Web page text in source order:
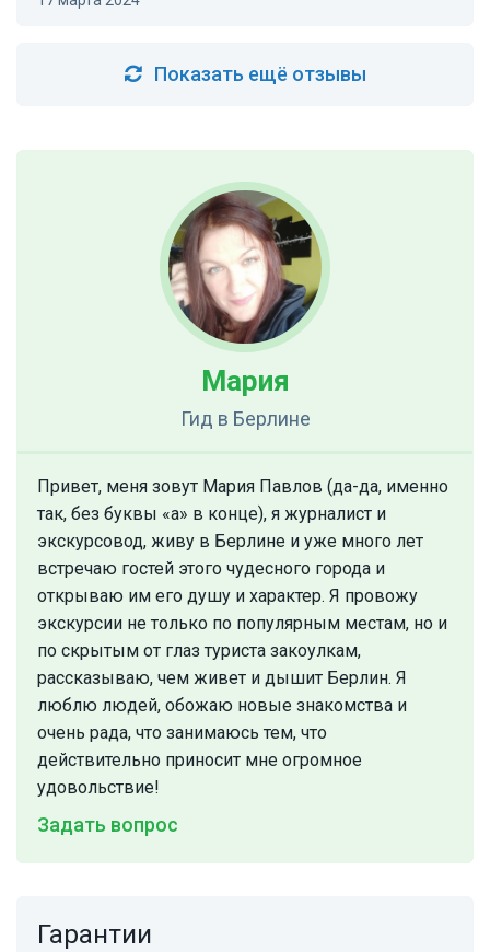
Показать ещё отзывы
Мария
Гид в Берлине
Привет, меня зовут Мария Павлов (да-да, именно
так, без буквы «а» в конце), я журналист и
экскурсовод, живу в Берлине и уже много лет
встречаю гостей этого чудесного города и
открываю им его душу и характер. Я провожу
экскурсии не только по популярным местам, но и
по скрытым от глаз туриста закоулкам,
рассказываю, чем живет и дышит Берлин. Я
люблю людей, обожаю новые знакомства и
очень рада, что занимаюсь тем, что
действительно приносит мне огромное
удовольствие!
Задать вопрос
Гарантии